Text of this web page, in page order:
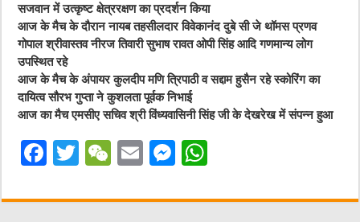
सजवान में उत्कृष्ट क्षेत्ररक्षण का प्रदर्शन किया
आज के मैच के दौरान नायब तहसीलदार विवेकानंद दुबे सी जे थॉमस प्रणव
गोपाल श्रीवास्तव नीरज तिवारी सुभाष रावत ओपी सिंह आदि गणमान्य लोग
उपस्थित रहे
आज के मैच के अंपायर कुलदीप मणि त्रिपाठी व सद्दाम हुसैन रहे स्कोरिंग का
दायित्व सौरभ गुप्ता ने कुशलता पूर्वक निभाई
आज का मैच एमसीए सचिव श्री विंध्यवासिनी सिंह जी के देखरेख में संपन्न हुआ
F
c
T
it
W
C
E
ai
M
ss at